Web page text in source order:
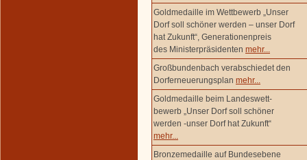
Goldmedaille im Wettbewerb „Unser
Dorf soll schöner werden – unser Dorf
hat Zukunft“, Generationenpreis
des Ministerpräsidenten mehr...
Großbundenbach verabschiedet den
Dorferneuerungsplan mehr...
Goldmedaille beim Landeswett-
bewerb „Unser Dorf soll schöner
werden -unser Dorf hat Zukunft“
mehr...
Bronzemedaille auf Bundesebene